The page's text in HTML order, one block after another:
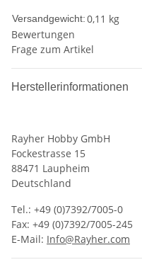
Versandgewicht:0,11 kg
Bewertungen
Frage zum Artikel
Herstellerinformationen
Rayher Hobby GmbH
Fockestrasse 15
88471 Laupheim
Deutschland
Tel.: +49 (0)7392/7005-0
Fax: +49 (0)7392/7005-245
E-Mail: Info@Rayher.com